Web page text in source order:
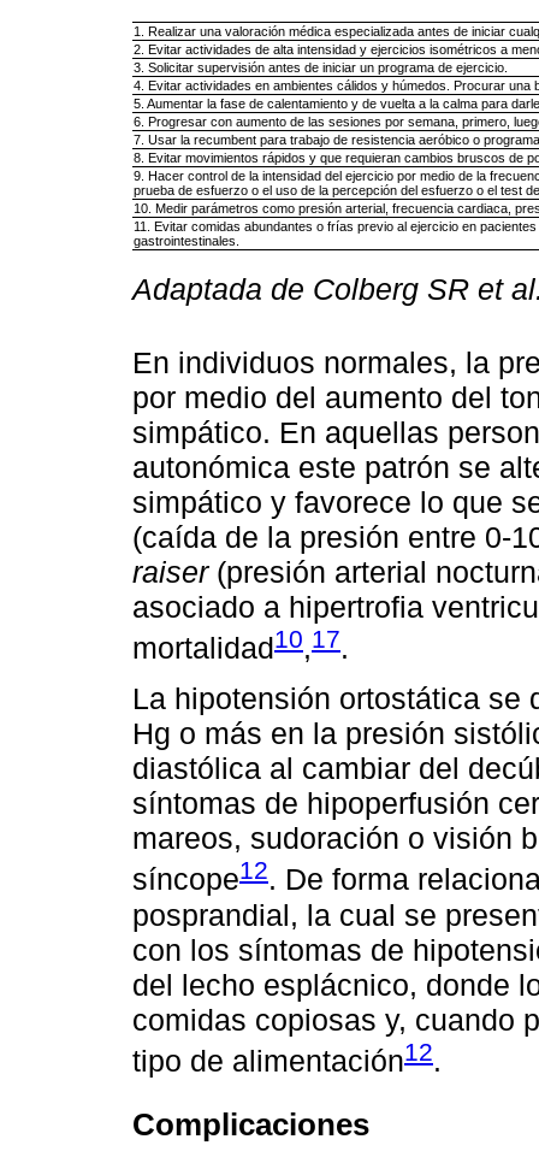
1. Realizar una valoración médica especializada antes de iniciar
2. Evitar actividades de alta intensidad y ejercicios isométricos a
3. Solicitar supervisión antes de iniciar un programa de ejercicio.
4. Evitar actividades en ambientes cálidos y húmedos. Procurar una
5. Aumentar la fase de calentamiento y de vuelta a la calma para
6. Progresar con aumento de las sesiones por semana, primero,
7. Usar la recumbent para trabajo de resistencia aeróbico o
8. Evitar movimientos rápidos y que requieran cambios bruscos de
9. Hacer control de la intensidad del ejercicio por medio de la
prueba de esfuerzo o el uso de la percepción del esfuerzo o el test
10. Medir parámetros como presión arterial, frecuencia cardiaca,
11. Evitar comidas abundantes o frías previo al ejercicio en
gastrointestinales.
Adaptada de Colberg SR et
En individuos normales, la
por medio del aumento del
simpático. En aquellas
autonómica este patrón se
simpático y favorece lo que
(caída de la presión entre 0-
raiser(presión arterial
asociado a hipertrofia
mortalidad10,17.
La hipotensión ortostática se
Hg o más en la presión
diastólica al cambiar del
síntomas de hipoperfusión
mareos, sudoración o visión
síncope12. De forma
posprandial, la cual se
con los síntomas de
del lecho esplácnico, donde
comidas copiosas y, cuando
tipo de alimentación12.
Complicaciones